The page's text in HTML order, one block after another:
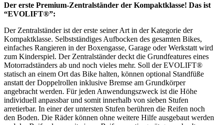
Der erste Premium-Zentralständer der Kompaktklasse! Das ist
“EVOLIFT®”:
Der Zentralständer ist der erste seiner Art in der Kategorie der
Kompaktklasse. Selbstständiges Aufbocken des gesamten Bikes,
einfaches Rangieren in der Boxengasse, Garage oder Werkstatt wird
zum Kinderspiel. Der Zentralständer deckt die Grundfeatures eines
Motorradständers ab und noch vieles mehr. Soll der EVOLIFT®
statisch an einem Ort das Bike halten, können optional Standfüße
anstatt der Doppelrollen inklusive Bremse am Grundkörper
angebracht werden. Für jeden Anwendungszweck ist die Höhe
individuell anpassbar und somit innerhalb von sieben Stufen
arretierbar. In einer der untersten Stufen berühren die Reifen noch
den Boden. Die Räder können ohne weitere Hilfe ausgebaut werden